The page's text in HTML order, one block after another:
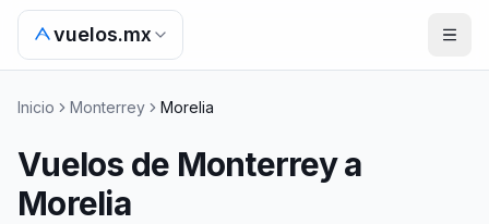
vuelos.mx
Inicio Monterrey Morelia
Vuelos de Monterrey a
Morelia